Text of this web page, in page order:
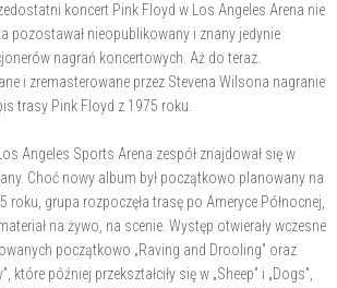
koncert Pink Floyd w Los Angeles Arena nie
pozostawał nieopublikowany i znany jedynie
nagrań koncertowych. Aż do teraz.
i zremasterowane przez Stevena Wilsona nagranie
trasy Pink Floyd z 1975 roku.
Angeles Sports Arena zespół znajdował się w
Choć nowy album był początkowo planowany na
roku, grupa rozpoczęła trasę po Ameryce Północnej,
na żywo, na scenie. Występ otwierały wczesne
początkowo „Raving and Drooling” oraz
które później przekształciły się w „Sheep” i „Dogs”,